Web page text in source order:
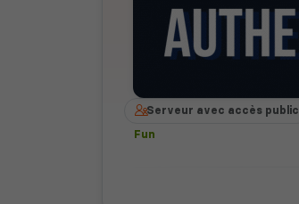
Serveur avec accès public
Fun